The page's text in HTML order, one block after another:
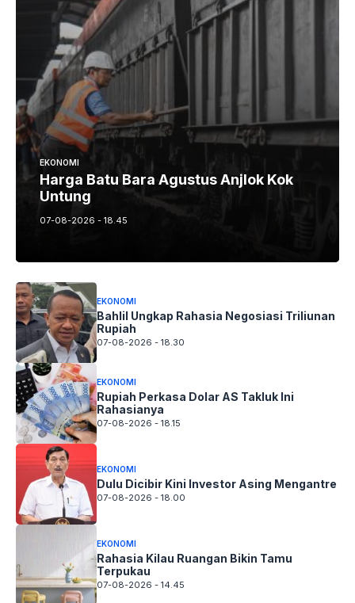
EKONOMI
Harga Batu Bara Agustus Anjlok Kok
Untung
07-08-2026 - 18.45
EKONOMI
Bahlil Ungkap Rahasia Negosiasi Triliunan
Rupiah
07-08-2026 - 18.30
EKONOMI
Rupiah Perkasa Dolar AS Takluk Ini
Rahasianya
07-08-2026 - 18.15
EKONOMI
Dulu Dicibir Kini Investor Asing Mengantre
07-08-2026 - 18.00
EKONOMI
Rahasia Kilau Ruangan Bikin Tamu
Terpukau
07-08-2026 - 14.45